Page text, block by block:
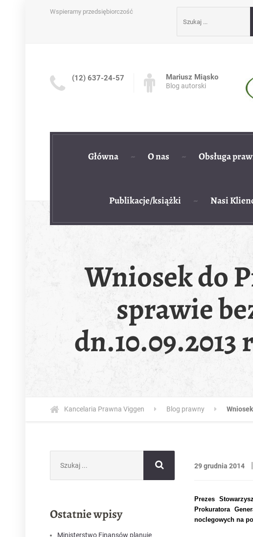
Wspieramy przedsiębiorczość
(12) 637-24-57 Mariusz Miąsko
Blog autorski
Główna O nas Obsługa
Publikacje/książki Nasi
Wniosek do
sprawie
Kancelaria Prawna Viggen Blog prawny
29 grudnia 2014 |
Prezes
Prokuratora
noclegowych na
Ostatnie wpisy
Ministerstwo Finansów planuje